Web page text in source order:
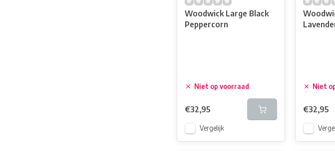
Woodwick Large Black
Peppercorn
Niet op voorraad
€32,95
Vergelijk
Niet
€32,95